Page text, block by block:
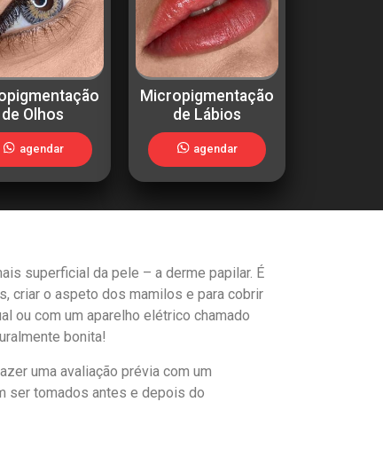
de Olhos
agendar
Micropigmentação
de Lábios
agendar
superficial da pele – a derme papilar. É
criar o aspeto dos mamilos e para cobrir
ou com um aparelho elétrico chamado
bonita!
uma avaliação prévia com um
ser tomados antes e depois do